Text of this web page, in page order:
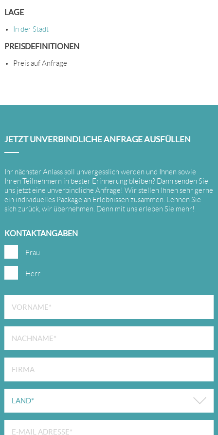
LAGE
In der Stadt
PREISDEFINITIONEN
Preis auf Anfrage
JETZT UNVERBINDLICHE ANFRAGE AUSFÜLLEN
Ihr nächster Anlass soll unvergesslich werden und Ihnen sowie
Ihren Teilnehmern in bester Erinnerung bleiben? Dann senden Sie
uns jetzt eine unverbindliche Anfrage! Wir stellen Ihnen sehr gerne
ein individuelles Package an Erlebnissen zusammen. Lehnen Sie
sich zurück, wir übernehmen. Denn mit uns erleben Sie mehr!
KONTAKTANGABEN
Frau
Herr